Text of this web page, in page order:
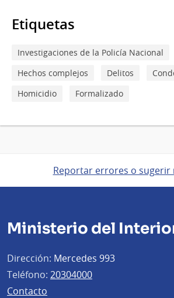
Etiquetas
Investigaciones de la Policía Nacional
Hechos complejos
Delitos
Homicidio
Formalizado
Reportar errores o sugerir
Ministerio del
Dirección: Mercedes 993
Teléfono: 20304000
Contacto